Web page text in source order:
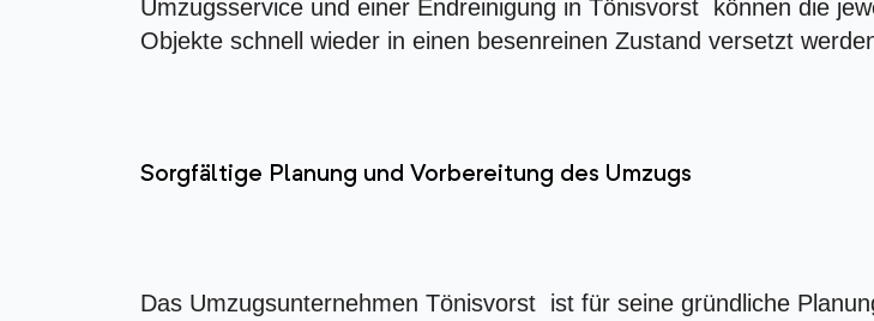
Umzugsservice und einer Endreinigung in Tönisvorst können die
Objekte schnell wieder in einen besenreinen Zustand versetzt
Sorgfältige Planung und Vorbereitung des Umzugs
Das Umzugsunternehmen Tönisvorst ist für seine gründliche